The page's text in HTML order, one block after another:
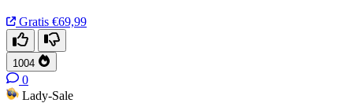
Gratis €69,99
1004
0
Lady-Sale